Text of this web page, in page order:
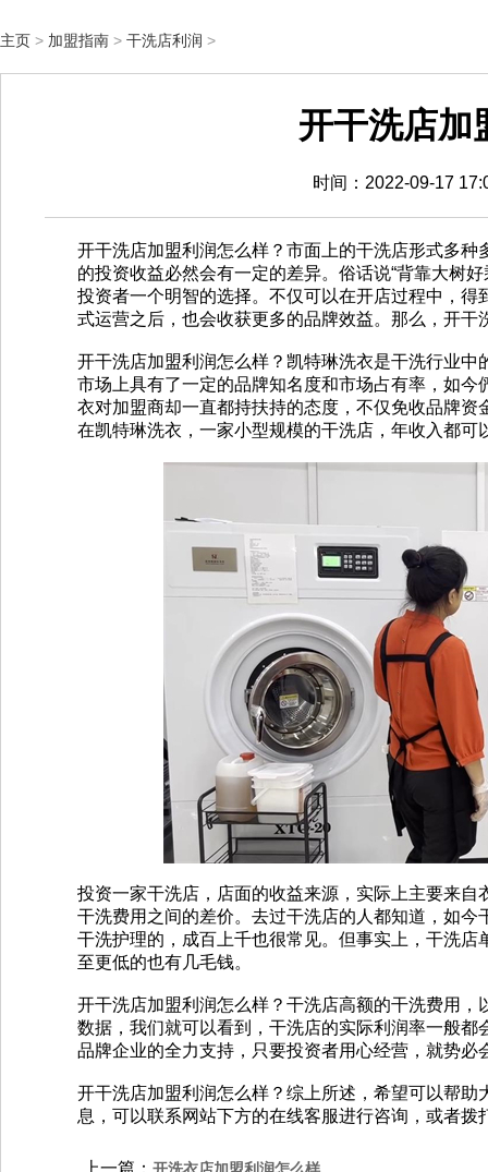
主页 > 加盟指南 > 干洗店利润 >
开干洗店加
时间：2022-09-17
开干洗店加盟利润怎么样？市面上的干洗店形式多
的投资收益必然会有一定的差异。俗话说“背靠大树
投资者一个明智的选择。不仅可以在开店过程中，
式运营之后，也会收获更多的品牌效益。那么，开干
开干洗店加盟利润怎么样？凯特琳洗衣是干洗行业
市场上具有了一定的品牌知名度和市场占有率，如
衣对加盟商却一直都持扶持的态度，不仅免收品牌
在凯特琳洗衣，一家小型规模的干洗店，年收入都可
投资一家干洗店，店面的收益来源，实际上主要来
干洗费用之间的差价。去过干洗店的人都知道，如
干洗护理的，成百上千也很常见。但事实上，干洗
至更低的也有几毛钱。
开干洗店加盟利润怎么样？干洗店高额的干洗费用
数据，我们就可以看到，干洗店的实际利润率一般
品牌企业的全力支持，只要投资者用心经营，就势必
开干洗店加盟利润怎么样？综上所述，希望可以帮
息，可以联系网站下方的在线客服进行咨询，或者拨
上一篇：